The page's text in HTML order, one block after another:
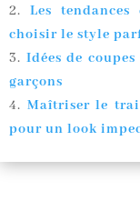
Les
choisir le style
Idées de
garçons
Maîtriser le
pour un look